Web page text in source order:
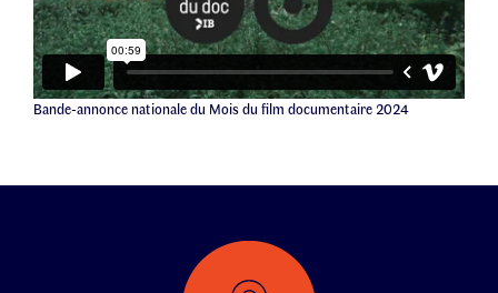
Bande-annonce nationale du Mois du film documentaire 2024